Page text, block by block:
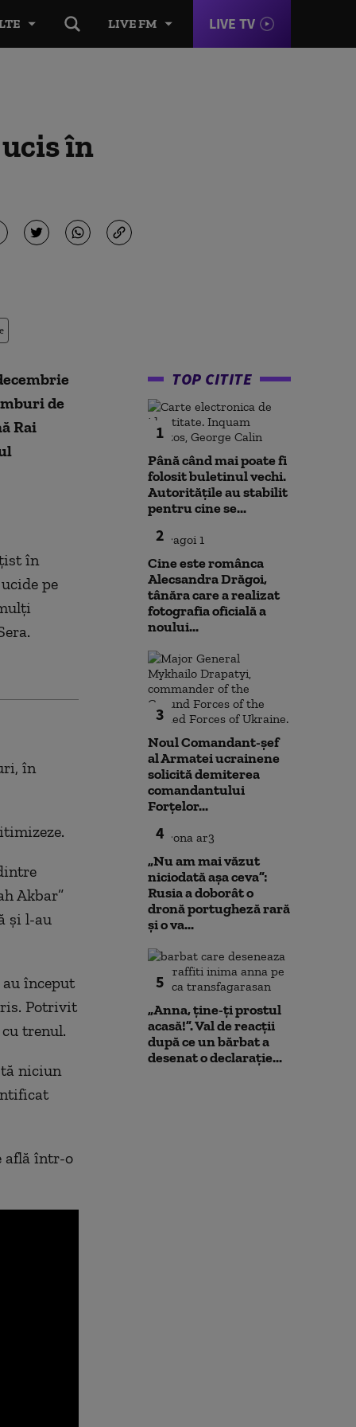
LIVE FM LIVE TV
în
de
Rai
în
pe
în
Akbar”
şi l-au
început
Potrivit
trenul.
niciun
află într-o
TOP CITITE
1
Până când mai poate fi
folosit buletinul vechi.
Autoritățile au stabilit
pentru cine se...
2
Cine este românca
Alecsandra Drăgoi,
tânăra care a realizat
fotografia oficială a
noului...
3
Noul Comandant-șef
al Armatei ucrainene
solicită demiterea
comandantului
Forțelor...
4
„Nu am mai văzut
niciodată așa ceva”:
Rusia a doborât o
dronă portugheză rară
și o va...
5
„Anna, ţine-ţi prostul
acasă!”. Val de reacții
după ce un bărbat a
desenat o declarație...